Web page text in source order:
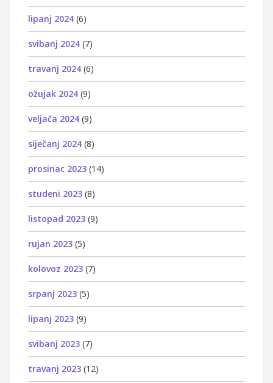
lipanj 2024 (6)
svibanj 2024 (7)
travanj 2024 (6)
ožujak 2024 (9)
veljača 2024 (9)
siječanj 2024 (8)
prosinac 2023 (14)
studeni 2023 (8)
listopad 2023 (9)
rujan 2023 (5)
kolovoz 2023 (7)
srpanj 2023 (5)
lipanj 2023 (9)
svibanj 2023 (7)
travanj 2023 (12)